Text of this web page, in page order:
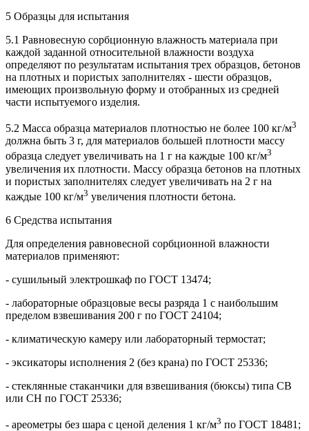
5 Образцы для испытания
5.1 Равновесную сорбционную влажность материала при
каждой заданной относительной влажности воздуха
определяют по результатам испытания трех образцов, бетонов
на плотных и пористых заполнителях - шести образцов,
имеющих произвольную форму и отобранных из средней
части испытуемого изделия.
5.2 Масса образца материалов плотностью не более 100 кг/м3
должна быть 3 г, для материалов большей плотности массу
образца следует увеличивать на 1 г на каждые 100 кг/м3
увеличения их плотности. Массу образца бетонов на плотных
и пористых заполнителях следует увеличивать на 2 г на
каждые 100 кг/м3 увеличения плотности бетона.
6 Средства испытания
Для определения равновесной сорбционной влажности
материалов применяют:
- сушильный электрошкаф по ГОСТ 13474;
- лабораторные образцовые весы разряда 1 с наибольшим
пределом взвешивания 200 г по ГОСТ 24104;
- климатическую камеру или лабораторный термостат;
- эксикаторы исполнения 2 (без крана) по ГОСТ 25336;
- стеклянные стаканчики для взвешивания (бюксы) типа СВ
или СН по ГОСТ 25336;
- ареометры без шара с ценой деления 1 кг/м3 по ГОСТ 18481;